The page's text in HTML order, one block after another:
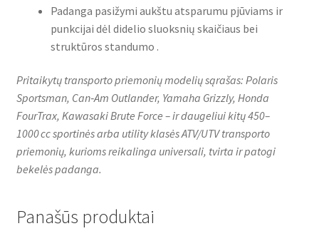
Padanga pasižymi aukštu atsparumu pjūviams ir
punkcijai dėl didelio sluoksnių skaičiaus bei
struktūros standumo .
Pritaikytų transporto priemonių modelių sąrašas: Polaris
Sportsman, Can‑Am Outlander, Yamaha Grizzly, Honda
FourTrax, Kawasaki Brute Force – ir daugeliui kitų 450–
1000 cc sportinės arba utility klasės ATV/UTV transporto
priemonių, kurioms reikalinga universali, tvirta ir patogi
bekelės padanga.
Panašūs produktai